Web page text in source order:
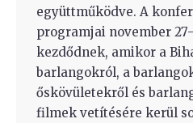
együttműködve. A
programjai november
kezdődnek, amikor a
barlangokról, a
őskövületekről és
filmek vetítésére kerül